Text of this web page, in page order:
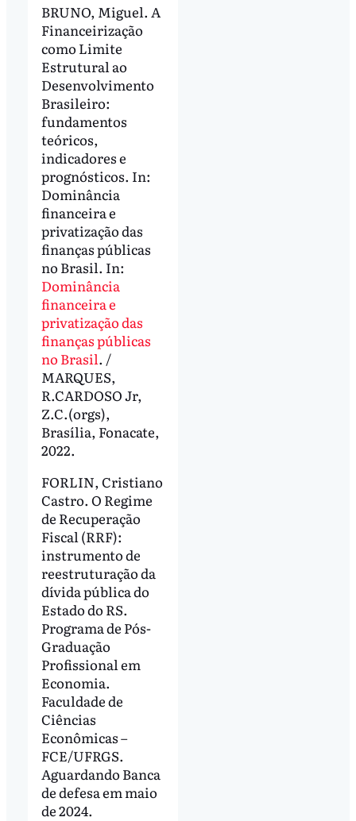
BRUNO, Miguel. A
Financeirização
como Limite
Estrutural ao
Desenvolvimento
Brasileiro:
fundamentos
teóricos,
indicadores e
prognósticos. In:
Dominância
financeira e
privatização das
finanças públicas
no Brasil. In:
Dominância
financeira e
privatização das
finanças públicas
no Brasil. /
MARQUES,
R.CARDOSO Jr,
Z.C.(orgs),
Brasília, Fonacate,
2022.
FORLIN, Cristiano
Castro. O Regime
de Recuperação
Fiscal (RRF):
instrumento de
reestruturação da
dívida pública do
Estado do RS.
Programa de Pós-
Graduação
Profissional em
Economia.
Faculdade de
Ciências
Econômicas –
FCE/UFRGS.
Aguardando Banca
de defesa em maio
de 2024.